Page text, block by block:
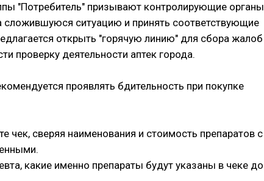
"Потребитель" призывают контролирующие органы
сложившуюся ситуацию и принять соответствующие
открыть "горячую линию" для сбора жалоб
проверку деятельности аптек города.
проявлять бдительность при покупке
чек, сверяя наименования и стоимость препаратов с
какие именно препараты будут указаны в чеке до